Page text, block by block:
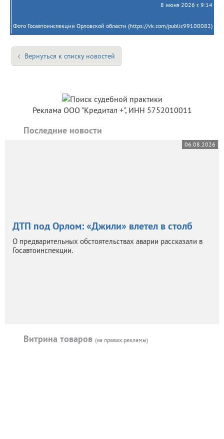
8 июня 2026 г. 9:14
Фото Госавтоинспекции Орловской области (https://vk.com/public99100082)
Вернуться к списку новостей
Реклама ООО "Кредитал +", ИНН 5752010011
Последние новости
06.08.2026
ДТП под Орлом: «Джили» влетел в столб
О предварительных обстоятельствах аварии рассказали в
Госавтоинспекции.
Витрина товаров (на правах рекламы)